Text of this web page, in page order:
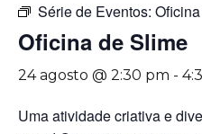
Série de Eventos:
Oficina de Slime
24 agosto @ 2:30 pm -
Uma atividade criativa e